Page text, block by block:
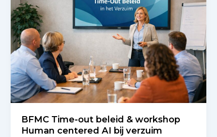
BFMC Time-out beleid & workshop
Human centered AI bij verzuim